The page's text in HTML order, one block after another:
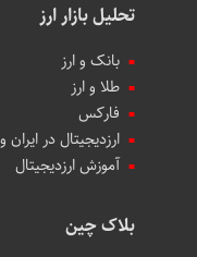
تحلیل بازار ارز
بانک و ارز
طلا و ارز
فارکس
ارزدیجیتال در
آموزش ارزدیجیتال
بلاک چین